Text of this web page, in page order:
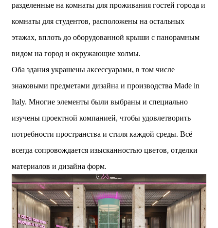
разделенные на комнаты для проживания гостей города и
комнаты для студентов, расположены на остальных
этажах, вплоть до оборудованной крыши с панорамным
видом на город и окружающие холмы.
Оба здания украшены аксессуарами, в том числе
знаковыми предметами дизайна и производства Made in
Italy. Многие элементы были выбраны и специально
изучены проектной компанией, чтобы удовлетворить
потребности пространства и стиля каждой среды. Всё
всегда сопровождается изысканностью цветов, отделки
материалов и дизайна форм.